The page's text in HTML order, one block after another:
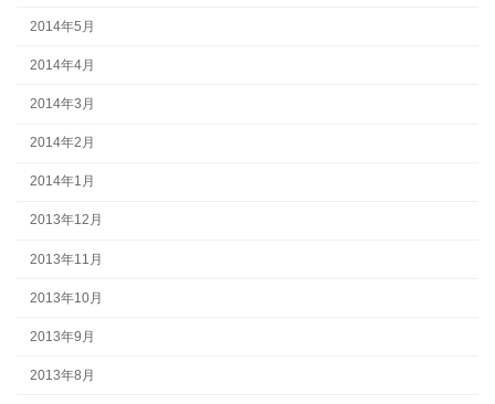
2014年5月
2014年4月
2014年3月
2014年2月
2014年1月
2013年12月
2013年11月
2013年10月
2013年9月
2013年8月